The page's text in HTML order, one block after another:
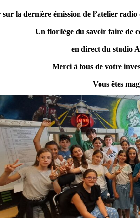
la dernière émission de l’atelier
Un florilège du savoir faire de
en direct du studio
Merci à tous de votre
Vous êtes